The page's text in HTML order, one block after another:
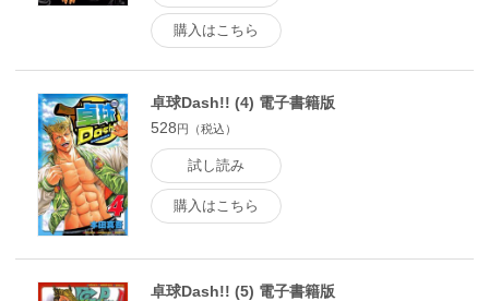
購入はこちら
卓球Dash!! (4) 電子書籍版
528 円（税込）
試し読み
購入はこちら
卓球Dash!! (5) 電子書籍版